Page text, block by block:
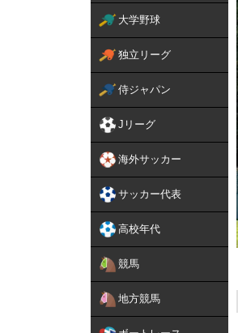
大学野球
独立リーグ
侍ジャパン
Jリーグ
海外サッカー
サッカー代表
高校年代
競馬
地方競馬